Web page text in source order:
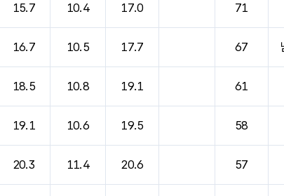
15.7 10.4 17.0 71
16.7 10.5 17.7 67
18.5 10.8 19.1 61
19.1 10.6 19.5 58
20.3 11.4 20.6 57